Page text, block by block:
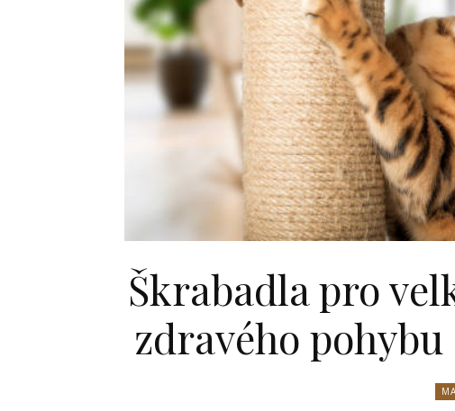
Škrabadla pro
zdravého